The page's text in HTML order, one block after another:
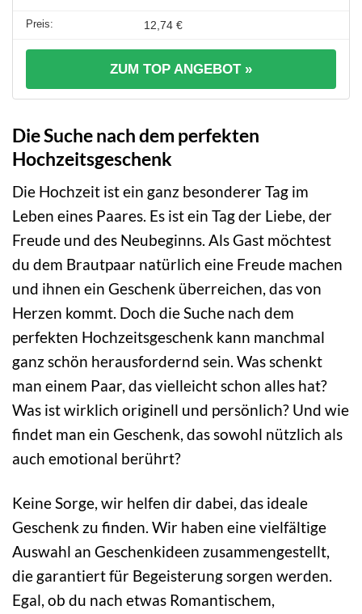
12,74 €
ZUM TOP ANGEBOT »
Die Suche nach dem perfekten
Hochzeitsgeschenk
Die Hochzeit ist ein ganz besonderer Tag im
Leben eines Paares. Es ist ein Tag der Liebe, der
Freude und des Neubeginns. Als Gast möchtest
du dem Brautpaar natürlich eine Freude machen
und ihnen ein Geschenk überreichen, das von
Herzen kommt. Doch die Suche nach dem
perfekten Hochzeitsgeschenk kann manchmal
ganz schön herausfordernd sein. Was schenkt
man einem Paar, das vielleicht schon alles hat?
Was ist wirklich originell und persönlich? Und wie
findet man ein Geschenk, das sowohl nützlich als
auch emotional berührt?
Keine Sorge, wir helfen dir dabei, das ideale
Geschenk zu finden. Wir haben eine vielfältige
Auswahl an Geschenkideen zusammengestellt,
die garantiert für Begeisterung sorgen werden.
Egal, ob du nach etwas Romantischem,